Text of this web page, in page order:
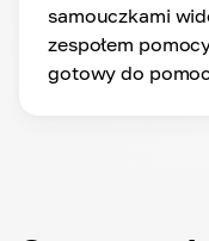
samouczkami
zespołem
gotowy do